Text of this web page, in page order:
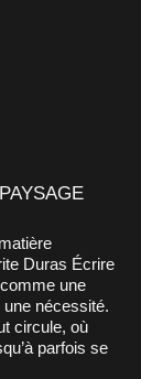
Duras Écrire
une
nécessité.
circule, où
parfois se